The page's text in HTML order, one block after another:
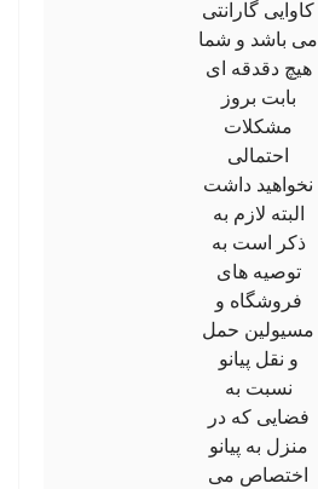
کاوایی گارانتی
می باشد و شما
هیچ دقدقه ای
بابت بروز
مشکلات
احتمالی
نخواهید داشت
البته لازم به
ذکر است به
توصیه های
فروشگاه و
مسیولین حمل
و نقل پیانو
نسبت به
فضایی که در
منزل به پیانو
اختصاص می